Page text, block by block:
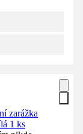
zarážka
1 ks